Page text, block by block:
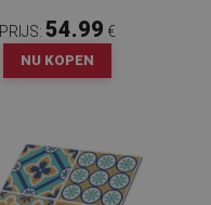
PRIJS: 54.99 €
NU KOPEN